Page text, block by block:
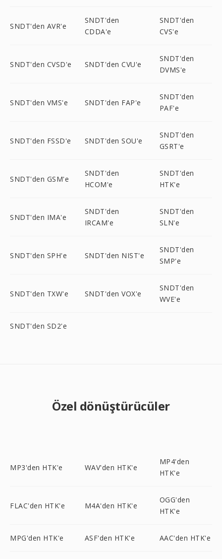
SNDT'den AVR'e
SNDT'den
CDDA'e
SNDT'den
CVS'e
SNDT'den CVSD'e SNDT'den CVU'e
SNDT'den
DVMS'e
SNDT'den VMS'e SNDT'den FAP'e
SNDT'den
PAF'e
SNDT'den FSSD'e SNDT'den SOU'e
SNDT'den
GSRT'e
SNDT'den GSM'e
SNDT'den
HCOM'e
SNDT'den
HTK'e
SNDT'den IMA'e
SNDT'den
IRCAM'e
SNDT'den
SLN'e
SNDT'den SPH'e SNDT'den NIST'e
SNDT'den
SMP'e
SNDT'den TXW'e SNDT'den VOX'e
SNDT'den
WVE'e
SNDT'den SD2'e
Özel dönüştürücüler
MP3'den HTK'e WAV'den HTK'e
MP4'den
HTK'e
FLAC'den HTK'e M4A'den HTK'e
OGG'den
HTK'e
MPG'den HTK'e ASF'den HTK'e AAC'den HTK'e